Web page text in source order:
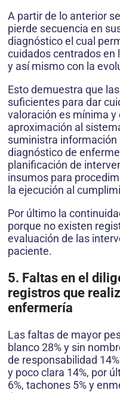
A partir de lo anterior
pierde secuencia en
diagnóstico el cual
cuidados centrados en
y así mismo con la
Esto demuestra que
suficientes para dar
valoración es mínima y
aproximación al
suministra información
diagnóstico de
planificación de
insumos para
la ejecución al
Por último la
porque no existen
evaluación de las
paciente.
5. Faltas en el
registros que
enfermería
Las faltas de mayor
blanco 28% y sin
de responsabilidad
y poco clara 14%, por
6%, tachones 5% y